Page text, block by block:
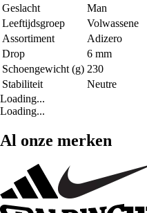
Geslacht
Man
Leeftijdsgroep
Volwassene
Assortiment
Adizero
Drop
6 mm
Schoengewicht (g) 230
Stabiliteit
Neutre
Loading...
Loading...
Al onze merken